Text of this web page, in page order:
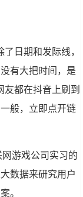
日期和发际线，
有大把时间，是
友都在抖音上刷到
般，立即点开链
游戏公司实习的
数据来研究用户
。